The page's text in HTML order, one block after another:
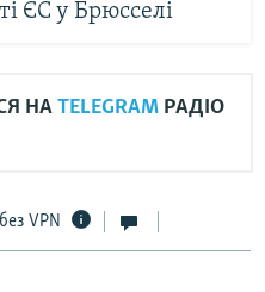
ЄС у Брюсселі
НА TELEGRAM РАДІО
VPN